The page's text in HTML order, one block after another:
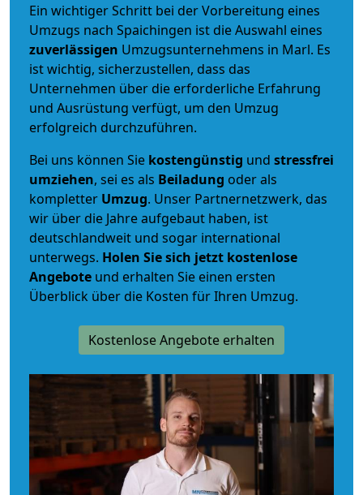
Ein wichtiger Schritt bei der Vorbereitung eines
Umzugs nach Spaichingen ist die Auswahl eines
zuverlässigen Umzugsunternehmens in Marl. Es
ist wichtig, sicherzustellen, dass das
Unternehmen über die erforderliche Erfahrung
und Ausrüstung verfügt, um den Umzug
erfolgreich durchzuführen.
Bei uns können Sie kostengünstig und stressfrei
umziehen, sei es als Beiladung oder als
kompletter Umzug. Unser Partnernetzwerk, das
wir über die Jahre aufgebaut haben, ist
deutschlandweit und sogar international
unterwegs. Holen Sie sich jetzt kostenlose
Angebote und erhalten Sie einen ersten
Überblick über die Kosten für Ihren Umzug.
Kostenlose Angebote erhalten